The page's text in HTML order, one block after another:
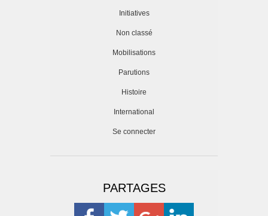
Initiatives
Non classé
Mobilisations
Parutions
Histoire
International
Se connecter
PARTAGES